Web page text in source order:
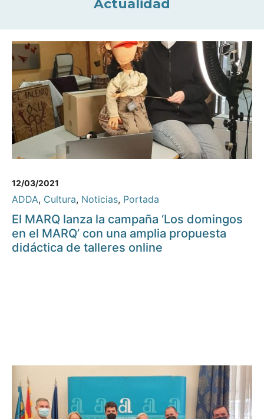
Actualidad
12/03/2021
ADDA, Cultura, Noticias, Portada
El MARQ lanza la campaña ‘Los domingos
en el MARQ’ con una amplia propuesta
didáctica de talleres online